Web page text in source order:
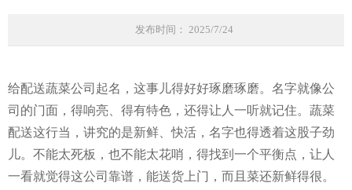
发布时间： 2025/7/24
给配送蔬菜公司起名，这事儿得好好琢磨琢磨。名字就像公
司的门面，得响亮、得有特色，还得让人一听就记住。蔬菜
配送这行当，讲究的是新鲜、快活，名字也得透着这股子劲
儿。不能太死板，也不能太花哨，得找到一个平衡点，让人
一看就觉得这公司靠谱，能送货上门，而且菜还新鲜得很。